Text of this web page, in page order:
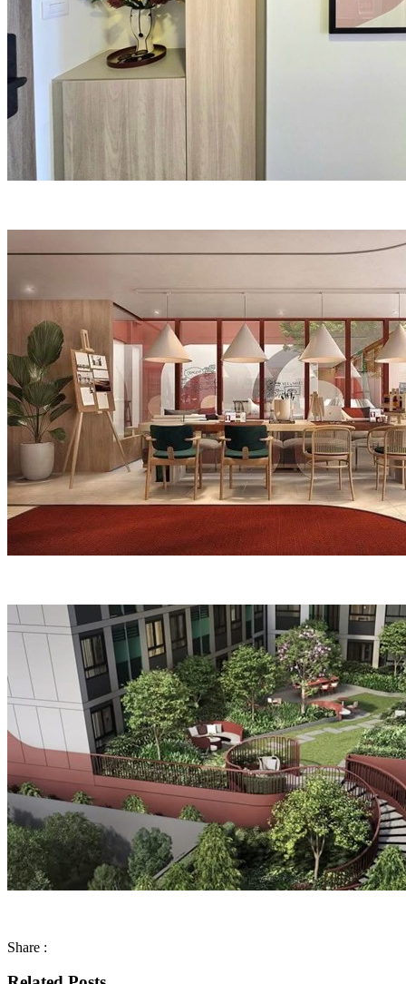
Share :